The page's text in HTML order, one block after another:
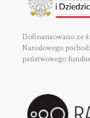
Dofinansowano ze
Narodowego
państwowego